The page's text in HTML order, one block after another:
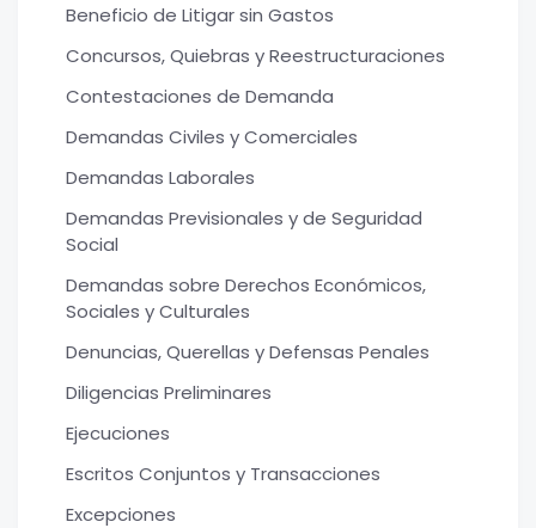
Beneficio de Litigar sin Gastos
Concursos, Quiebras y Reestructuraciones
Contestaciones de Demanda
Demandas Civiles y Comerciales
Demandas Laborales
Demandas Previsionales y de Seguridad
Social
Demandas sobre Derechos Económicos,
Sociales y Culturales
Denuncias, Querellas y Defensas Penales
Diligencias Preliminares
Ejecuciones
Escritos Conjuntos y Transacciones
Excepciones